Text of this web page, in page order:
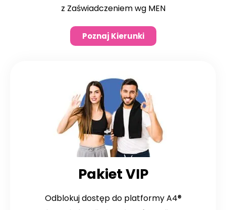
z Zaświadczeniem wg MEN
Poznaj Kierunki
Pakiet VIP
Odblokuj dostęp do platformy A4®